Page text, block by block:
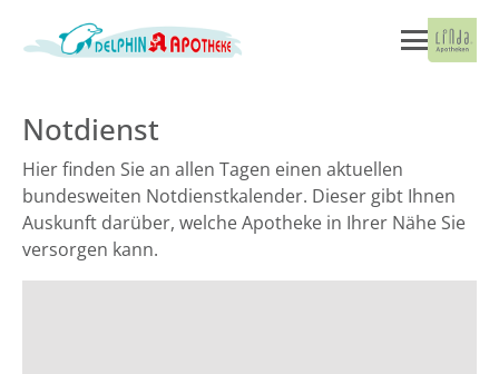
Notdienst
Hier finden Sie an allen Tagen einen aktuellen
bundesweiten Notdienstkalender. Dieser gibt Ihnen
Auskunft darüber, welche Apotheke in Ihrer Nähe Sie
versorgen kann.